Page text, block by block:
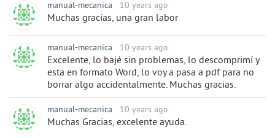
manual-mecanica 10 years ago
Muchas gracias, una gran labor
manual-mecanica 10 years ago
Excelente, lo bajé sin problemas, lo descomprimí y
esta en formato Word, lo voy a pasa a pdf para no
borrar algo accidentalmente. Muchas gracias.
manual-mecanica 10 years ago
Muchas Gracias, excelente ayuda.